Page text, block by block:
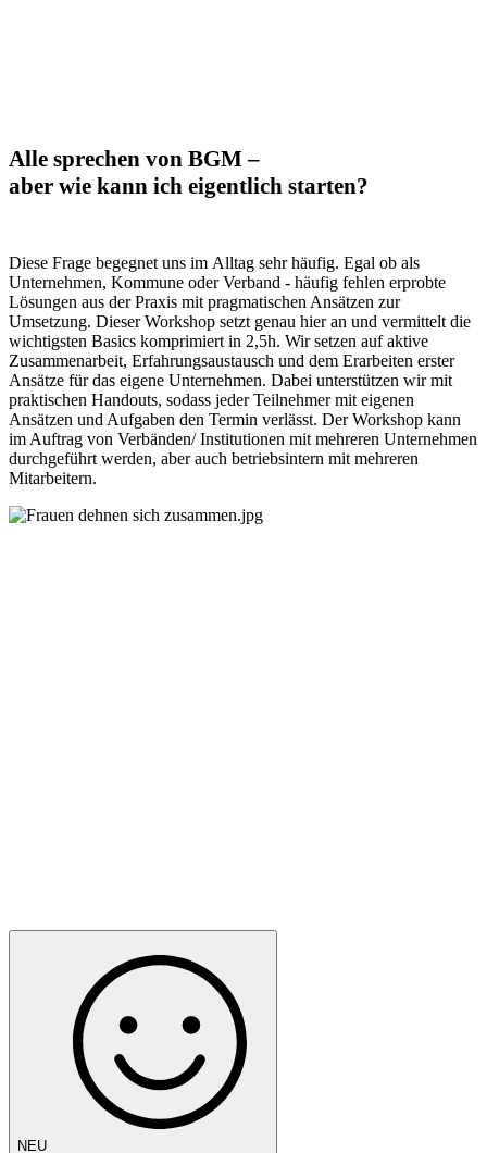
Alle sprechen von BGM –
aber wie kann ich eigentlich starten?
Diese Frage begegnet uns im Alltag sehr häufig. Egal ob als
Unternehmen, Kommune oder Verband - häufig fehlen erprobte
Lösungen aus der Praxis mit pragmatischen Ansätzen zur
Umsetzung. Dieser Workshop setzt genau hier an und vermittelt die
wichtigsten Basics komprimiert in 2,5h. Wir setzen auf aktive
Zusammenarbeit, Erfahrungsaustausch und dem Erarbeiten erster
Ansätze für das eigene Unternehmen. Dabei unterstützen wir mit
praktischen Handouts, sodass jeder Teilnehmer mit eigenen
Ansätzen und Aufgaben den Termin verlässt. Der Workshop kann
im Auftrag von Verbänden/ Institutionen mit mehreren Unternehmen
durchgeführt werden, aber auch betriebsintern mit mehreren
Mitarbeitern.
NEU